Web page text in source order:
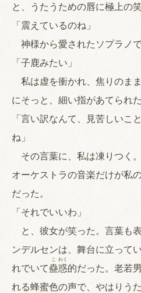
と、うたうための唇に極上の
「震えているのね」
神様から愛されたソプラノで
「子鹿みたい」
私は虚を衝かれ、焦りのま
にそっと、細い指があてられた
「言い訳なんて、見苦しいこ
ね」
その言葉に、私は凍りつく
オーケストラの音楽だけが私
だった。
「それでいいわ」
と、彼女が笑った。言葉も
ンデルセンは、舞台に立って
れでいて蠱
こ
惑
わく
的だった。老若
れる蜂蜜色の声で、やはりう